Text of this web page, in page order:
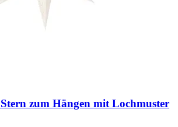
Stern zum Hängen mit Lochmuster